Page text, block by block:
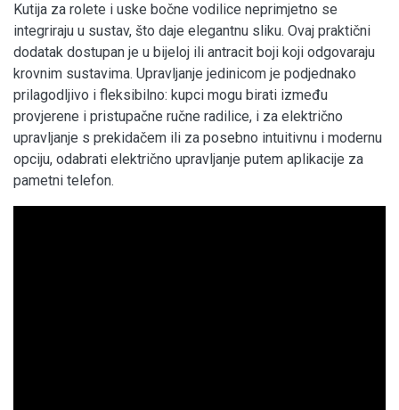
Kutija za rolete i uske bočne vodilice neprimjetno se
integriraju u sustav, što daje elegantnu sliku. Ovaj praktični
dodatak dostupan je u bijeloj ili antracit boji koji odgovaraju
krovnim sustavima. Upravljanje jedinicom je podjednako
prilagodljivo i fleksibilno: kupci mogu birati između
provjerene i pristupačne ručne radilice, i za električno
upravljanje s prekidačem ili za posebno intuitivnu i modernu
opciju, odabrati električno upravljanje putem aplikacije za
pametni telefon.